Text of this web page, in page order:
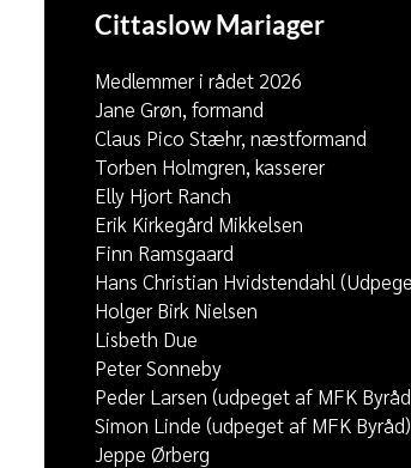
Cittaslow Mariager
Medlemmer i rådet 2026
Jane Grøn, formand
Claus Pico Stæhr, næstformand
Torben Holmgren, kasserer
Elly Hjort Ranch
Erik Kirkegård Mikkelsen
Finn Ramsgaard
Hans Christian Hvidstendahl
Holger Birk Nielsen
Lisbeth Due
Peter Sonneby
Peder Larsen (udpeget af MFK
Simon Linde (udpeget af MFK Byråd)
Jeppe Ørberg